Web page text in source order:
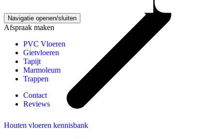
Navigatie openen/sluiten
Afspraak maken
PVC Vloeren
Gietvloeren
Tapijt
Marmoleum
Trappen
Contact
Reviews
Houten vloeren kennisbank